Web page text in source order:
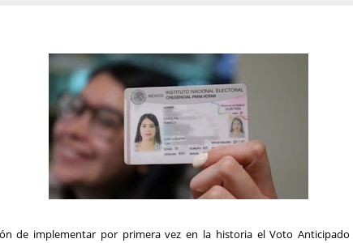
de implementar por primera vez en la historia el Voto Anticipado